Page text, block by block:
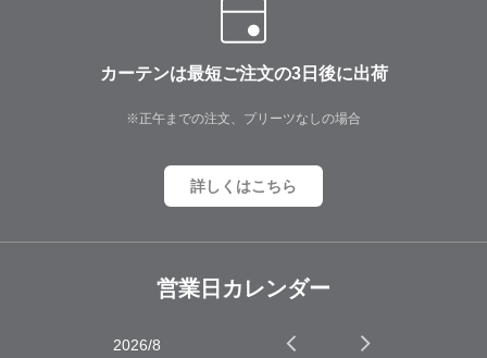
カーテンは最短ご注文の3日後に出荷
※正午までの注文、プリーツなしの場合
詳しくはこちら
営業日カレンダー
2026/8